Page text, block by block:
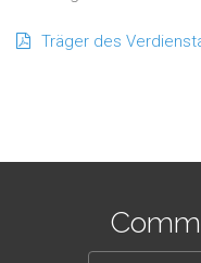
Träger des